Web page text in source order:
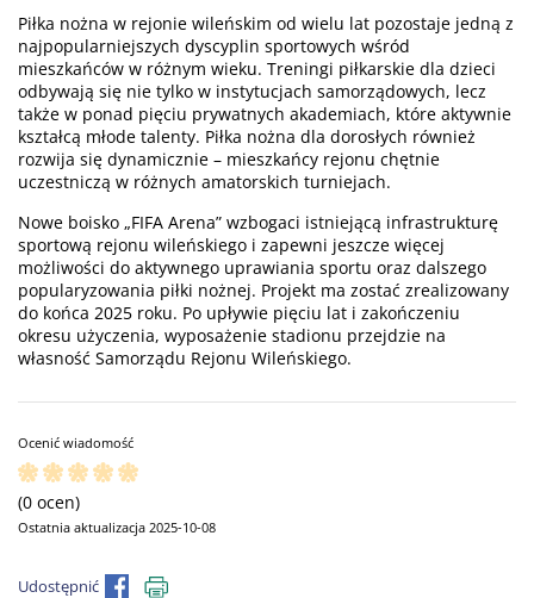
Piłka nożna w rejonie wileńskim od wielu lat pozostaje jedną z
najpopularniejszych dyscyplin sportowych wśród
mieszkańców w różnym wieku. Treningi piłkarskie dla dzieci
odbywają się nie tylko w instytucjach samorządowych, lecz
także w ponad pięciu prywatnych akademiach, które aktywnie
kształcą młode talenty. Piłka nożna dla dorosłych również
rozwija się dynamicznie – mieszkańcy rejonu chętnie
uczestniczą w różnych amatorskich turniejach.
Nowe boisko „FIFA Arena” wzbogaci istniejącą infrastrukturę
sportową rejonu wileńskiego i zapewni jeszcze więcej
możliwości do aktywnego uprawiania sportu oraz dalszego
popularyzowania piłki nożnej. Projekt ma zostać zrealizowany
do końca 2025 roku. Po upływie pięciu lat i zakończeniu
okresu użyczenia, wyposażenie stadionu przejdzie na
własność Samorządu Rejonu Wileńskiego.
Ocenić wiadomość
(0 ocen)
Ostatnia aktualizacja 2025-10-08
Udostępnić